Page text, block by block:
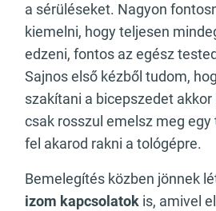
a sérüléseket. Nagyon
kiemelni, hogy teljesen
edzeni, fontos az egész
Sajnos első kézből tudom,
szakítani a bicepszedet akkor
csak rosszul emelsz meg
fel akarod rakni a tológépre.
Bemelegítés közben jönnek
izom kapcsolatok is, amivel